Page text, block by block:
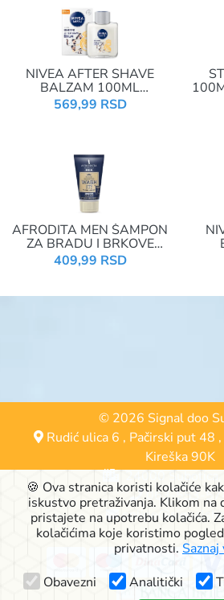
NIVEA AFTER SHAVE
BALZAM 100ML
SENSITIVE 81306
569,99 RSD
AFRODITA MEN ŠAMPON
ZA BRADU I BRKOVE
125ML
409,99 RSD
© 2026 Signal doo
Rudić ulica 6 , Pačirski put 48 ,
Kireška 90K
24000 Subotica,
063-553-
🍪 Ova stranica koristi kolačiće
iskustvo pretraživanja. Klikom na
pristajete na upotrebu kolačića.
kolačićima koje koristimo
privatnosti. Saznaj
Obavezni
Analitički